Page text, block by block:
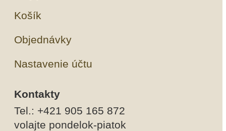
Košík
Objednávky
Nastavenie účtu
Kontakty
Tel.: +421 905 165 872
volajte pondelok-piatok